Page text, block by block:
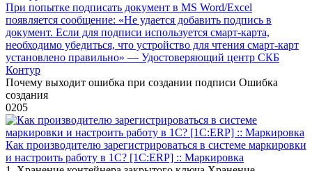
При попытке подписать документ в MS Word/Excel
появляется сообщение: «Не удается добавить подпись в
документ. Если для подписи используется смарт-карта,
необходимо убедиться, что устройство для чтения смарт-карт
установлено правильно» — Удостоверяющий центр СКБ
Контур
Почему выходит ошибка при создании подписи Ошибка
создания
0205
Как производителю зарегистрироваться в системе маркировки
и настроить работу в 1С? [1С:ERP] :: Маркировка